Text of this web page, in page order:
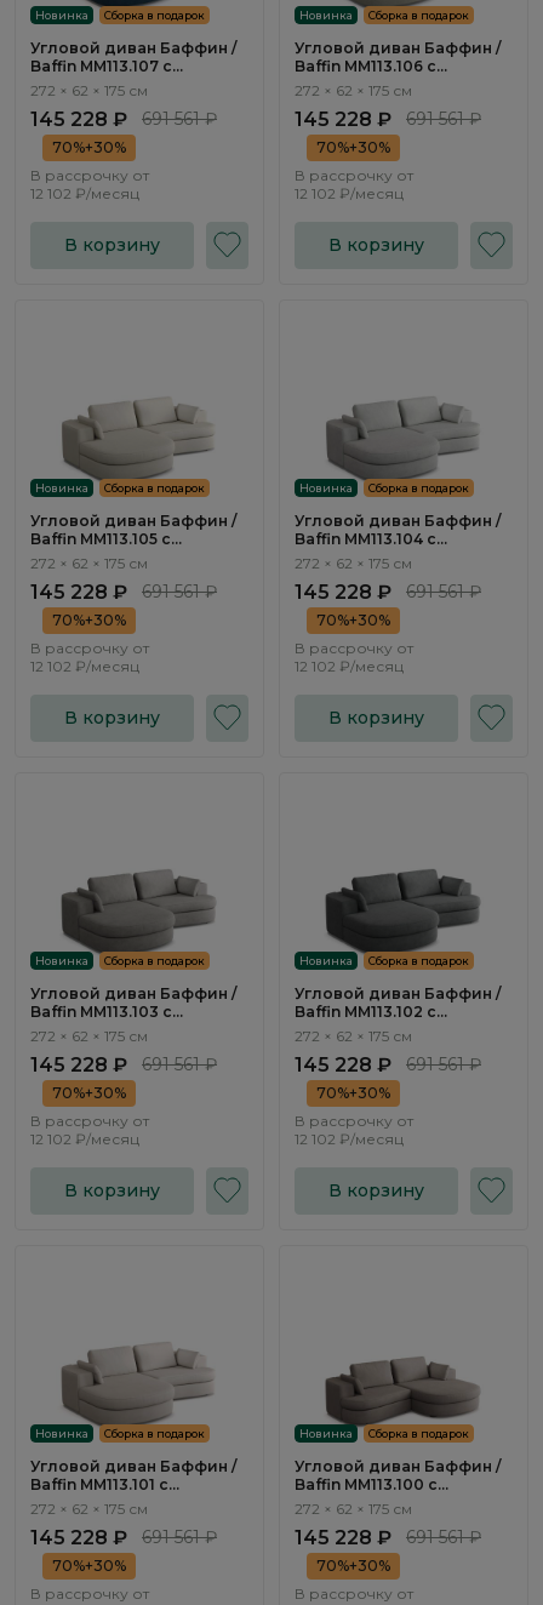
Новинка Сборка в подарок
Угловой диван Баффин /
Baffin ММ113.107 с
оттоманкой и
272 × 62 × 175 см
145 228 ₽ 691 561 ₽
70%+30%
В рассрочку от
12 102 ₽/месяц
В корзину
Новинка Сборка в подарок
Угловой диван Баффин /
Baffin ММ113.106 с
оттоманкой и
272 × 62 × 175 см
145 228 ₽ 691 561 ₽
70%+30%
В рассрочку от
12 102 ₽/месяц
В корзину
Новинка Сборка в подарок
Угловой диван Баффин /
Baffin ММ113.105 с
оттоманкой и
272 × 62 × 175 см
145 228 ₽ 691 561 ₽
70%+30%
В рассрочку от
12 102 ₽/месяц
В корзину
Новинка Сборка в подарок
Угловой диван Баффин /
Baffin ММ113.104 с
оттоманкой и
272 × 62 × 175 см
145 228 ₽ 691 561 ₽
70%+30%
В рассрочку от
12 102 ₽/месяц
В корзину
Новинка Сборка в подарок
Угловой диван Баффин /
Baffin ММ113.103 с
оттоманкой и
272 × 62 × 175 см
145 228 ₽ 691 561 ₽
70%+30%
В рассрочку от
12 102 ₽/месяц
В корзину
Новинка Сборка в подарок
Угловой диван Баффин /
Baffin ММ113.102 с
оттоманкой и
272 × 62 × 175 см
145 228 ₽ 691 561 ₽
70%+30%
В рассрочку от
12 102 ₽/месяц
В корзину
Новинка Сборка в подарок
Угловой диван Баффин /
Baffin ММ113.101 с
оттоманкой и
272 × 62 × 175 см
145 228 ₽ 691 561 ₽
70%+30%
В рассрочку от
Новинка Сборка в подарок
Угловой диван Баффин /
Baffin ММ113.100 с
оттоманкой и
272 × 62 × 175 см
145 228 ₽ 691 561 ₽
70%+30%
В рассрочку от